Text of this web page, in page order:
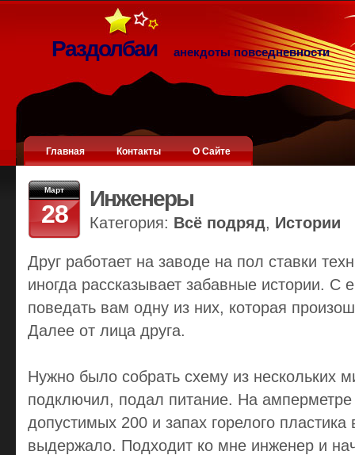
Раздолбаи анекдоты повседневности
Главная Контакты О Сайте
Март
28
Инженеры
Категория: Всё подряд, Истории
Друг работает на заводе на пол ставки
иногда рассказывает забавные истории. С
поведать вам одну из них, которая
Далее от лица друга.
Нужно было собрать схему из нескольких
подключил, подал питание. На
допустимых 200 и запах горелого пластика
выдержало. Подходит ко мне инженер и